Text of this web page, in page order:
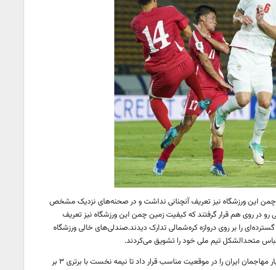
چمن این ورزشگاه نیز تعریف آنچنانی نداشت و در صحنه‌های نزدیک مشخص
در روی هم قرار گرفتند که کیفیت زمین چمن این ورزشگاه نیز تعریف
را بر روی دروازه کره‌شمالی تدارک دیدند.صندلی‌های خالی ورزشگاه
متحدالشکل تیم ملی خود را تشویق می‌کردند.
بعد از حملات پُرتعداد شاگردان قلعه‌نویی، مهدی طارمی سه‌بار مهاجمان ایران را در موقعیت مناسب قرار داد تا نیمه نخست با برتری ۳ بر